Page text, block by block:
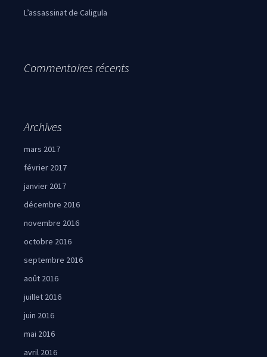
L’assassinat de Caligula
Commentaires récents
Archives
mars 2017
février 2017
janvier 2017
décembre 2016
novembre 2016
octobre 2016
septembre 2016
août 2016
juillet 2016
juin 2016
mai 2016
avril 2016